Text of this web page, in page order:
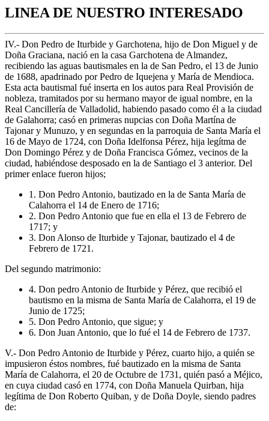
LINEA DE NUESTRO INTERESADO
IV.- Don Pedro de Iturbide y Garchotena, hijo de Don Miguel y de
Doña Graciana, nació en la casa Garchotena de Almandez,
recibiendo las aguas bautismales en la de San Pedro, el 13 de Junio
de 1688, apadrinado por Pedro de Iquejena y María de Mendioca.
Esta acta bautismal fué inserta en los autos para Real Provisión de
nobleza, tramitados por su hermano mayor de igual nombre, en la
Real Cancillería de Valladolid, habiendo pasado como él a la ciudad
de Galahorra; casó en primeras nupcias con Doña Martína de
Tajonar y Munuzo, y en segundas en la parroquia de Santa María el
16 de Mayo de 1724, con Doña Idelfonsa Pérez, hija legítma de
Don Domingo Pérez y de Doña Francisca Gómez, vecinos de la
ciudad, habiéndose desposado en la de Santiago el 3 anterior. Del
primer enlace fueron hijos;
1. Don Pedro Antonio, bautizado en la de Santa María de
Calahorra el 14 de Enero de 1716;
2. Don Pedro Antonio que fue en ella el 13 de Febrero de
1717; y
3. Don Alonso de Iturbide y Tajonar, bautizado el 4 de
Febrero de 1721.
Del segundo matrimonio:
4. Don pedro Antonio de Iturbide y Pérez, que recibió el
bautismo en la misma de Santa María de Calahorra, el 19 de
Junio de 1725;
5. Don Pedro Antonio, que sigue; y
6. Don Juan Antonio, que lo fué el 14 de Febrero de 1737.
V.- Don Pedro Antonio de Iturbide y Pérez, cuarto hijo, a quién se
impusieron éstos nombres, fué bautizado en la misma de Santa
María de Calahorra, el 20 de Octubre de 1731, quién pasó a Méjico,
en cuya ciudad casó en 1774, con Doña Manuela Quirban, hija
legítima de Don Roberto Quiban, y de Doña Doyle, siendo padres
de: